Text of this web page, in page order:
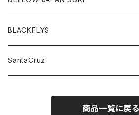
BLACKFLYS
SantaCruz
商品一覧に戻る